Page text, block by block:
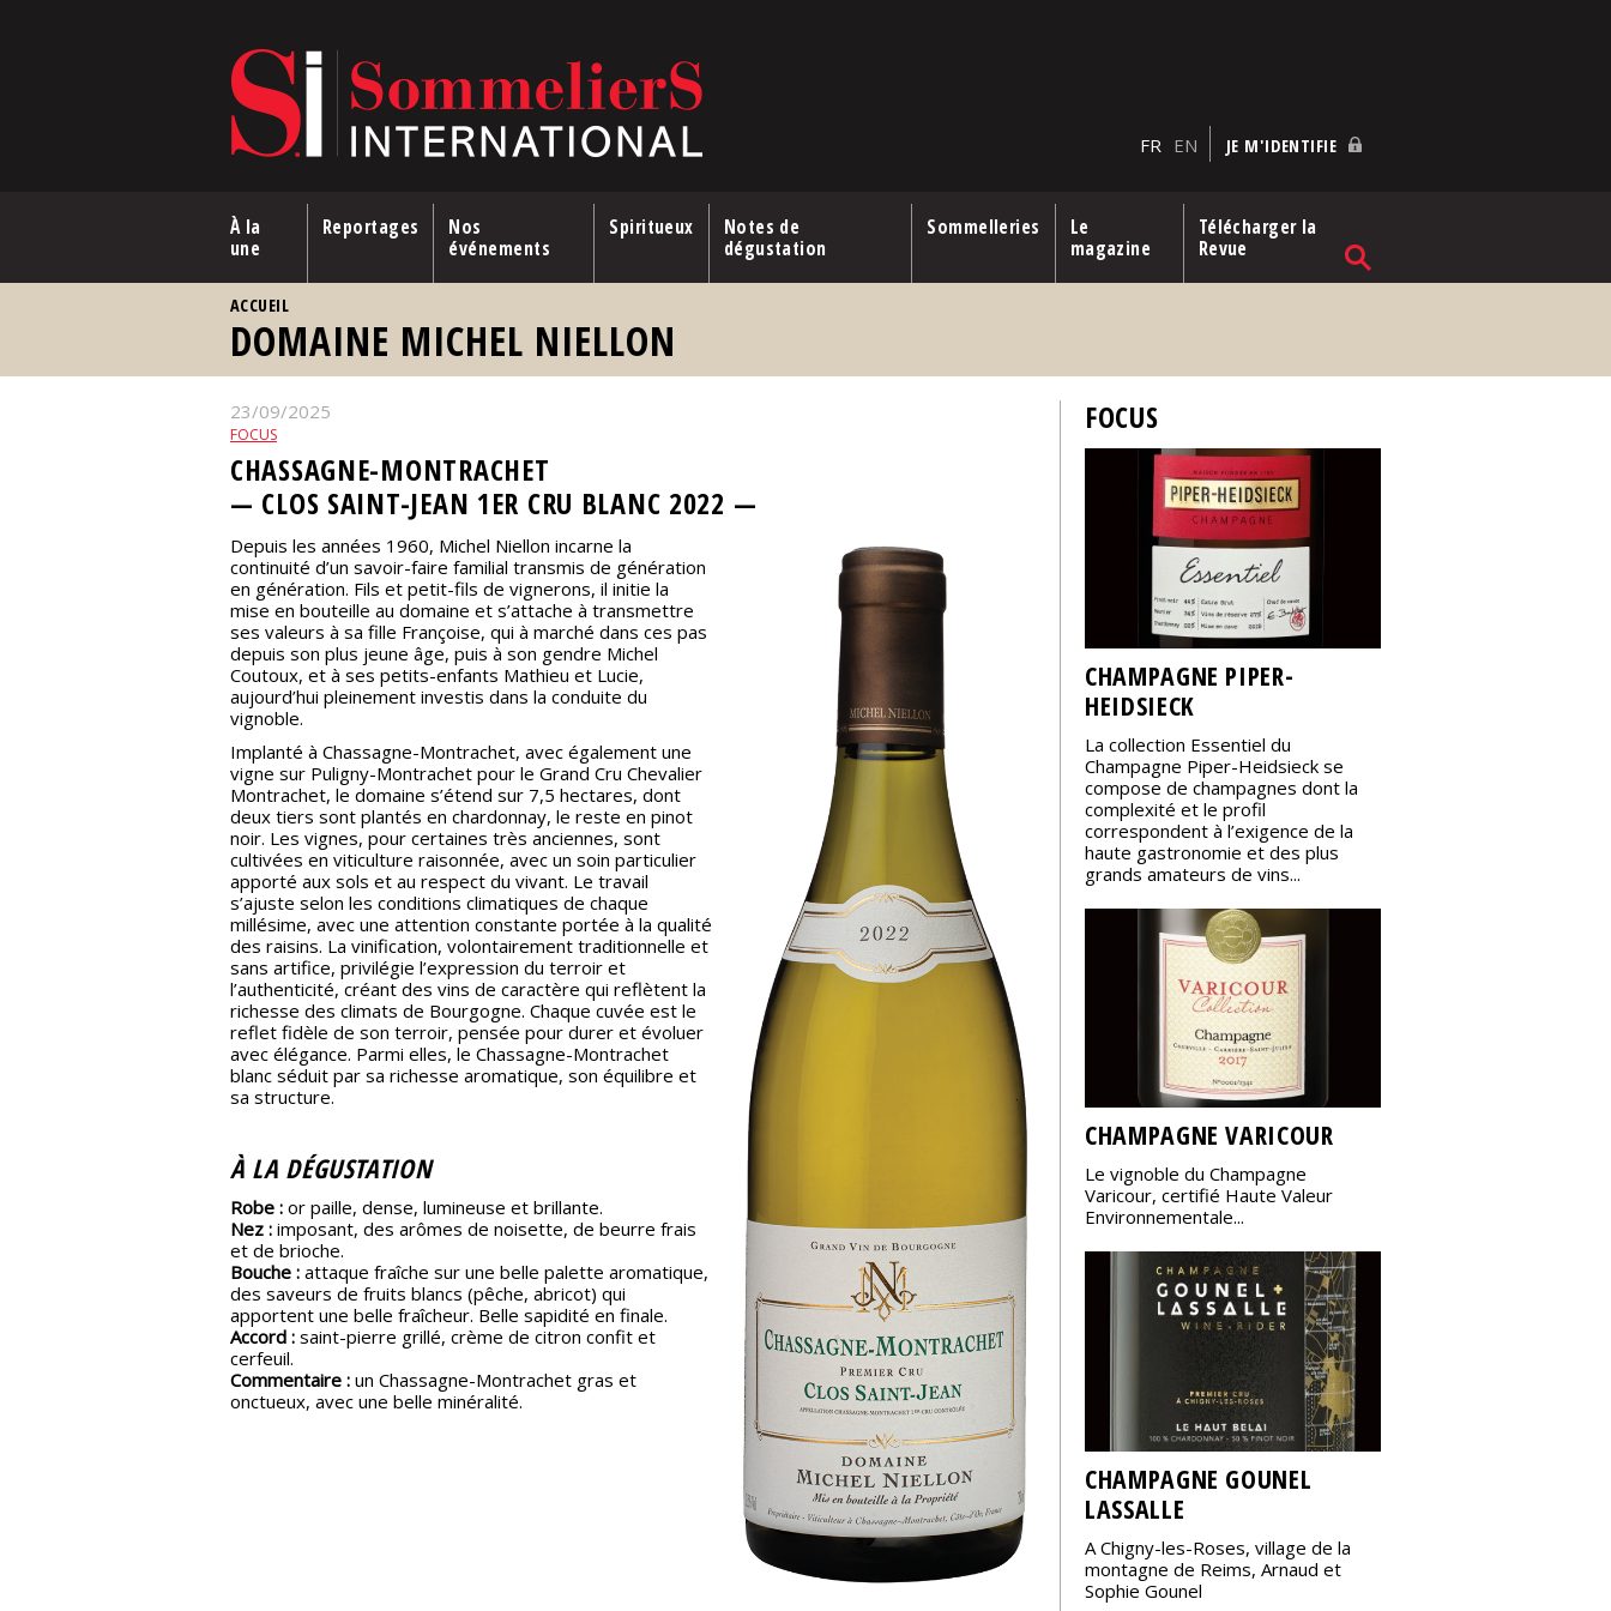
FR EN JE M'IDENTIFIE
À la
une
Reportages
Nos
événements
Spiritueux
Notes de
dégustation
Sommelleries
Le
magazine
Télécharger la
Revue
ACCUEIL
DOMAINE MICHEL NIELLON
23/09/2025
FOCUS
CHASSAGNE-MONTRACHET
— CLOS SAINT-JEAN 1ER CRU BLANC 2022 —
Depuis les années 1960, Michel Niellon incarne la
continuité d’un savoir-faire familial transmis de génération
en génération. Fils et petit-fils de vignerons, il initie la
mise en bouteille au domaine et s’attache à transmettre
ses valeurs à sa fille Françoise, qui à marché dans ces pas
depuis son plus jeune âge, puis à son gendre Michel
Coutoux, et à ses petits-enfants Mathieu et Lucie,
aujourd’hui pleinement investis dans la conduite du
vignoble.
Implanté à Chassagne-Montrachet, avec également une
vigne sur Puligny-Montrachet pour le Grand Cru Chevalier
Montrachet, le domaine s’étend sur 7,5 hectares, dont
deux tiers sont plantés en chardonnay, le reste en pinot
noir. Les vignes, pour certaines très anciennes, sont
cultivées en viticulture raisonnée, avec un soin particulier
apporté aux sols et au respect du vivant. Le travail
s’ajuste selon les conditions climatiques de chaque
millésime, avec une attention constante portée à la qualité
des raisins. La vinification, volontairement traditionnelle et
sans artifice, privilégie l’expression du terroir et
l’authenticité, créant des vins de caractère qui reflètent la
richesse des climats de Bourgogne. Chaque cuvée est le
reflet fidèle de son terroir, pensée pour durer et évoluer
avec élégance. Parmi elles, le Chassagne-Montrachet
blanc séduit par sa richesse aromatique, son équilibre et
sa structure.
À LA DÉGUSTATION
Robe : or paille, dense, lumineuse et brillante.
Nez : imposant, des arômes de noisette, de beurre frais
et de brioche.
Bouche : attaque fraîche sur une belle palette aromatique,
des saveurs de fruits blancs (pêche, abricot) qui
apportent une belle fraîcheur. Belle sapidité en finale.
Accord : saint-pierre grillé, crème de citron confit et
cerfeuil.
Commentaire : un Chassagne-Montrachet gras et
onctueux, avec une belle minéralité.
FOCUS
CHAMPAGNE PIPER-
HEIDSIECK
La collection Essentiel du
Champagne Piper-Heidsieck se
compose de champagnes dont la
complexité et le profil
correspondent à l’exigence de la
haute gastronomie et des plus
grands amateurs de vins...
CHAMPAGNE VARICOUR
Le vignoble du Champagne
Varicour, certifié Haute Valeur
Environnementale...
CHAMPAGNE GOUNEL
LASSALLE
A Chigny-les-Roses, village de la
montagne de Reims, Arnaud et
Sophie Gounel